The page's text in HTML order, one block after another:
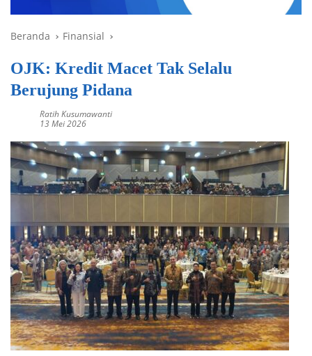
Beranda Finansial
OJK: Kredit Macet Tak Selalu
Berujung Pidana
Ratih Kusumawanti
13 Mei 2026